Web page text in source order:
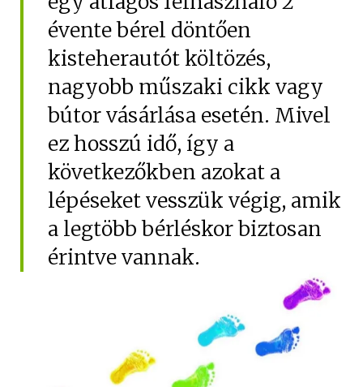
Hűtőautó bérlés
Feltételek
Szolgáltatások
Gy.i.k.
Blog
Kapcsolat
évente bérel döntően
kisteherautót költözés,
nagyobb műszaki cikk vagy
bútor vásárlása esetén. Mivel
ez hosszú idő, így a
következőkben azokat a
lépéseket vesszük végig, amik
a legtöbb bérléskor biztosan
érintve vannak.